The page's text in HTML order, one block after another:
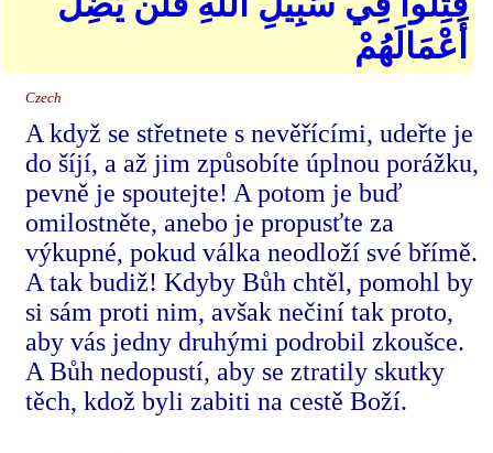
أَعْمَالَهُمْ
Czech
A když se střetnete s nevěřícími, udeřte je
do šíjí, a až jim způsobíte úplnou porážku,
pevně je spoutejte! A potom je buď
omilostněte, anebo je propusťte za
výkupné, pokud válka neodloží své břímě.
A tak budiž! Kdyby Bůh chtěl, pomohl by
si sám proti nim, avšak nečiní tak proto,
aby vás jedny druhými podrobil zkoušce.
A Bůh nedopustí, aby se ztratily skutky
těch, kdož byli zabiti na cestě Boží.